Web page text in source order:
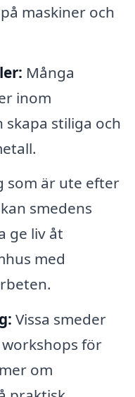
maskiner och
Många
inom
skapa stiliga och
som är ute efter
smedens
ge liv åt
med
Vissa smeder
för
om